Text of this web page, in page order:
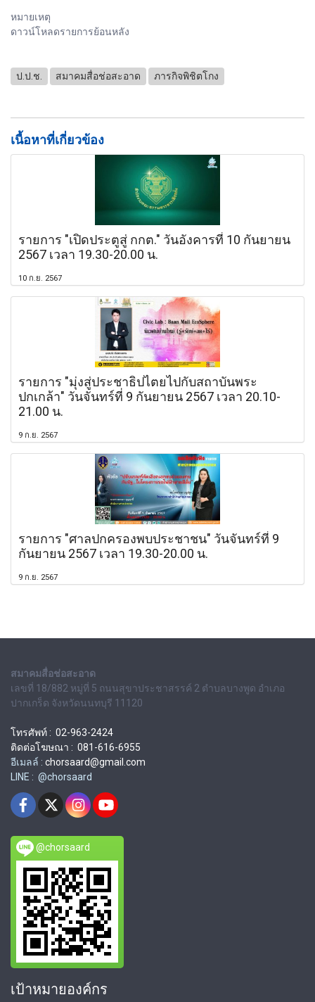
หมายเหตุ
ดาวน์โหลดรายการย้อนหลัง
ป.ป.ช. สมาคมสื่อช่อสะอาด ภารกิจพิชิตโกง
เนื้อหาที่เกี่ยวข้อง
รายการ "เปิดประตูสู่ กกต." วันอังคารที่ 10 กันยายน
2567 เวลา 19.30-20.00 น.
10 ก.ย. 2567
รายการ "มุ่งสู่ประชาธิปไตยไปกับสถาบันพระ
ปกเกล้า" วันจันทร์ที่ 9 กันยายน 2567 เวลา 20.10-
21.00 น.
9 ก.ย. 2567
รายการ "ศาลปกครองพบประชาชน" วันจันทร์ที่ 9
กันยายน 2567 เวลา 19.30-20.00 น.
9 ก.ย. 2567
สมาคมสื่อช่อสะอาด
เลขที่ 18/882 หมู่ที่ 5 ถนนสุขาประชาสรรค์ 2 ตำบลบางพูด อำเภอ
ปากเกร็ด จังหวัดนนทบุรี 11120
โทรศัพท์ : 02-963-2424
ติดต่อโฆษณา : 081-616-6955
อีเมลล์ : chorsaard@gmail.com
LINE : @chorsaard
@chorsaard
เป้าหมายองค์กร